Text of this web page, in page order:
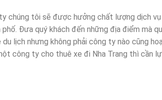
chúng tôi sẽ được hưởng chất lượng dịch
Đưa quý khách đến những địa điểm mà
lịch nhưng không phải công ty nào cũng
công ty cho thuê xe đi Nha Trang thì cần